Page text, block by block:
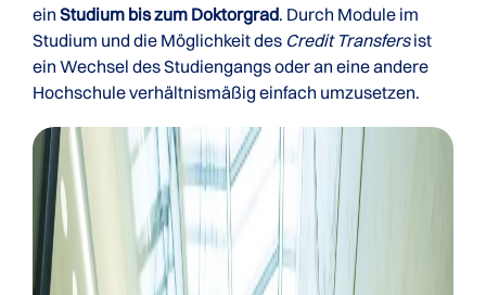
ein Studium bis zum Doktorgrad. Durch Module im
Studium und die Möglichkeit des Credit Transfersist
ein Wechsel des Studiengangs oder an eine andere
Hochschule verhältnismäßig einfach umzusetzen.